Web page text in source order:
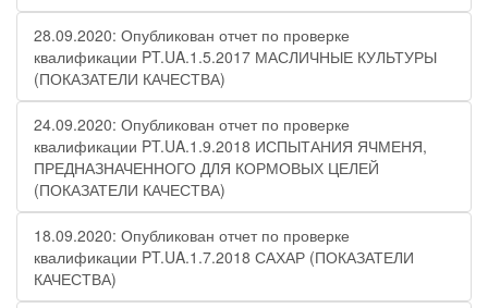
28.09.2020: Опубликован отчет по проверке
квалификации PT.UA.1.5.2017 МАСЛИЧНЫЕ КУЛЬТУРЫ
(ПОКАЗАТЕЛИ КАЧЕСТВА)
24.09.2020: Опубликован отчет по проверке
квалификации PT.UA.1.9.2018 ИСПЫТАНИЯ ЯЧМЕНЯ,
ПРЕДНАЗНАЧЕННОГО ДЛЯ КОРМОВЫХ ЦЕЛЕЙ
(ПОКАЗАТЕЛИ КАЧЕСТВА)
18.09.2020: Опубликован отчет по проверке
квалификации PT.UA.1.7.2018 САХАР (ПОКАЗАТЕЛИ
КАЧЕСТВА)